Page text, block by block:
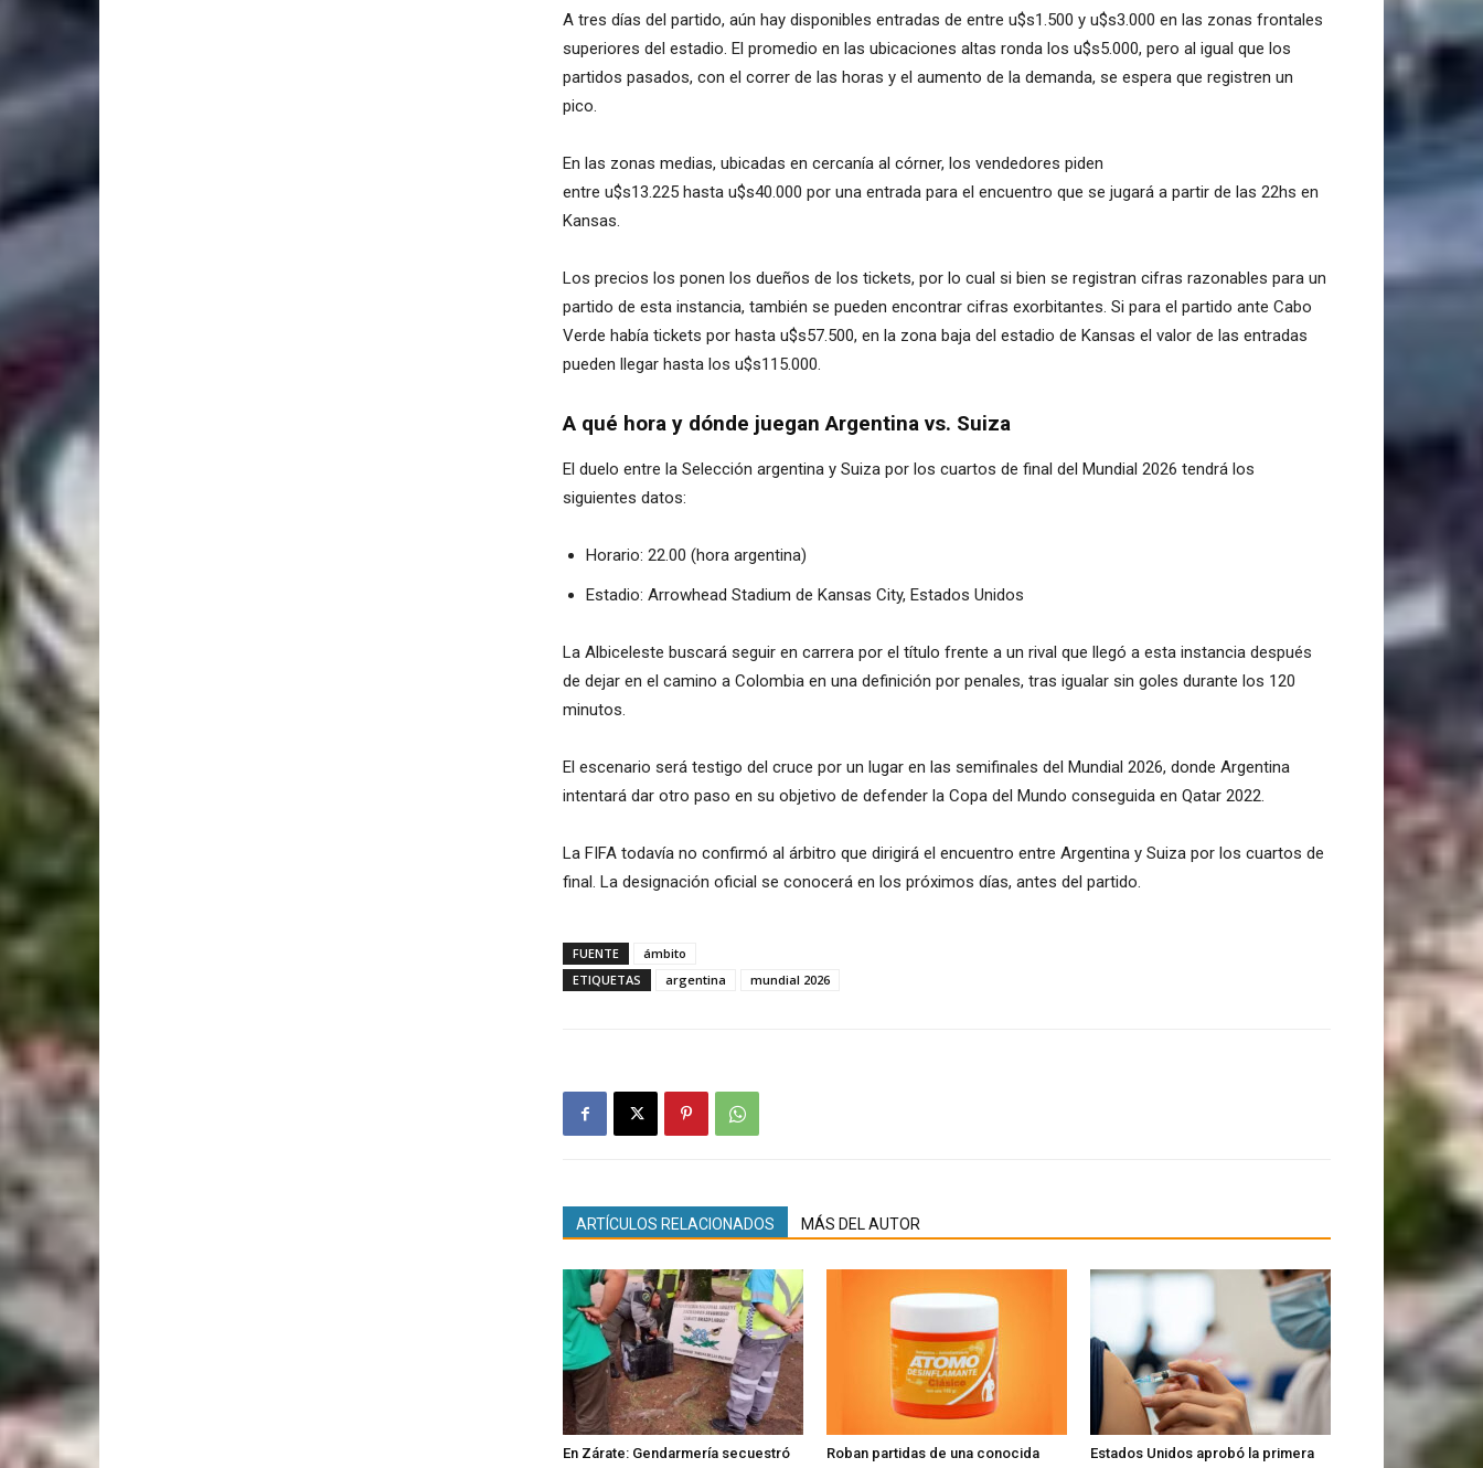
A tres días del partido, aún hay disponibles entradas de entre u$s1.500 y u$s3.000 en las zonas frontales
superiores del estadio. El promedio en las ubicaciones altas ronda los u$s5.000, pero al igual que los
partidos pasados, con el correr de las horas y el aumento de la demanda, se espera que registren un
pico.
En las zonas medias, ubicadas en cercanía al córner, los vendedores piden
entre u$s13.225 hasta u$s40.000 por una entrada para el encuentro que se jugará a partir de las 22hs en
Kansas.
Los precios los ponen los dueños de los tickets, por lo cual si bien se registran cifras razonables para un
partido de esta instancia, también se pueden encontrar cifras exorbitantes. Si para el partido ante Cabo
Verde había tickets por hasta u$s57.500, en la zona baja del estadio de Kansas el valor de las entradas
pueden llegar hasta los u$s115.000.
A qué hora y dónde juegan Argentina vs. Suiza
El duelo entre la Selección argentina y Suiza por los cuartos de final del Mundial 2026 tendrá los
siguientes datos:
Horario: 22.00 (hora argentina)
Estadio: Arrowhead Stadium de Kansas City, Estados Unidos
La Albiceleste buscará seguir en carrera por el título frente a un rival que llegó a esta instancia después
de dejar en el camino a Colombia en una definición por penales, tras igualar sin goles durante los 120
minutos.
El escenario será testigo del cruce por un lugar en las semifinales del Mundial 2026, donde Argentina
intentará dar otro paso en su objetivo de defender la Copa del Mundo conseguida en Qatar 2022.
La FIFA todavía no confirmó al árbitro que dirigirá el encuentro entre Argentina y Suiza por los cuartos de
final. La designación oficial se conocerá en los próximos días, antes del partido.
FUENTE
ámbito
ETIQUETAS
argentina mundial 2026
ARTÍCULOS RELACIONADOS MÁS DEL AUTOR
En Zárate: Gendarmería secuestró
Roban partidas de una conocida
Estados Unidos aprobó la primera